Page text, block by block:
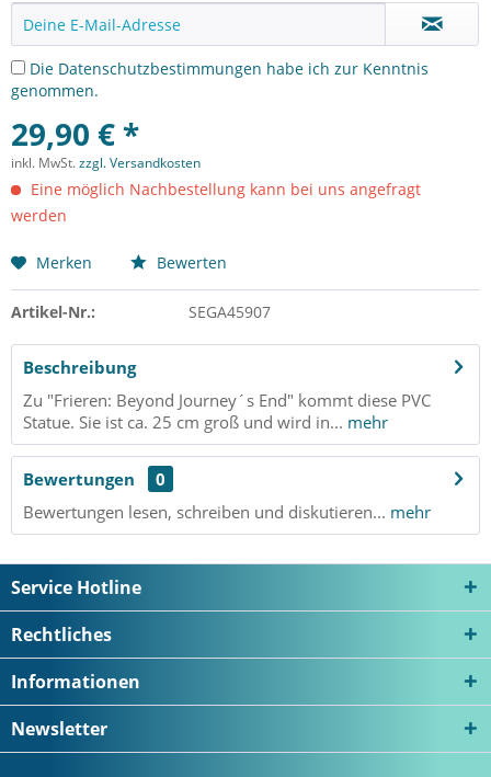
Die Datenschutzbestimmungen habe ich zur Kenntnis
genommen.
29,90 € *
inkl. MwSt.zzgl. Versandkosten
Eine möglich Nachbestellung kann bei uns angefragt
werden
Merken Bewerten
Artikel-Nr.: SEGA45907
Beschreibung
Zu "Frieren: Beyond Journey´s End" kommt diese PVC
Statue. Sie ist ca. 25 cm groß und wird in... mehr
Bewertungen
0
Bewertungen lesen, schreiben und diskutieren... mehr
Service Hotline
Rechtliches
Informationen
Newsletter